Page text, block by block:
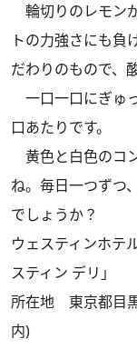
輪切りのレモン
トの力強さにも負
だわりのもので、
一口一口にぎゅ
口あたりです。
黄色と白色のコ
ね。毎日一つずつ
でしょうか？
ウェスティンホテ
スティン デリ」
所在地 東京都目
内)